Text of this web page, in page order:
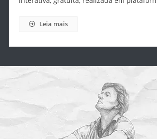
Leia mais